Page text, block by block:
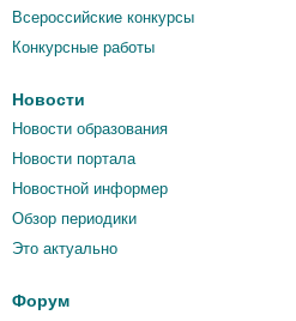
Всероссийские конкурсы
Конкурсные работы
Новости
Новости образования
Новости портала
Новостной информер
Обзор периодики
Это актуально
Форум